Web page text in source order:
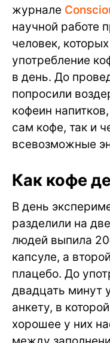
журнале
научной работе
человек,
употребление
в день. До
попросили
кофеин
сам кофе, так и
всевозможные
Как кофе
В день
разделили на
людей выпила
капсуле, а
плацебо. До
двадцать минут
анкету, в
хорошее у них